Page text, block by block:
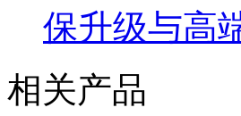
保升级与高
相关产品